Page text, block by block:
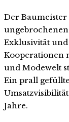
Der
Exklusivität
Kooperationen
und Modewelt
Ein prall
Jahre.